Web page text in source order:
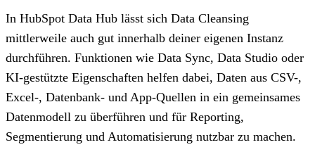
In HubSpot Data Hub lässt sich Data Cleansing
mittlerweile auch gut innerhalb deiner eigenen Instanz
durchführen. Funktionen wie Data Sync, Data Studio oder
KI-gestützte Eigenschaften helfen dabei, Daten aus CSV-,
Excel-, Datenbank- und App-Quellen in ein gemeinsames
Datenmodell zu überführen und für Reporting,
Segmentierung und Automatisierung nutzbar zu machen.